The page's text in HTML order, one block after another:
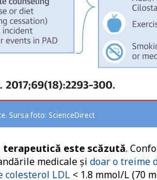
Sursa foto: ScienceDirect
terapeutică este scăzută.
medicale și doar o treime
colesterol LDL < 1.8 mmol/L (70